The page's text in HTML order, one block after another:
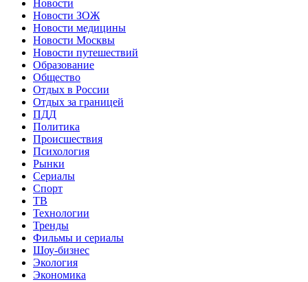
Новости
Новости ЗОЖ
Новости медицины
Новости Москвы
Новости путешествий
Образование
Общество
Отдых в России
Отдых за границей
ПДД
Политика
Происшествия
Психология
Рынки
Сериалы
Спорт
ТВ
Технологии
Тренды
Фильмы и сериалы
Шоу-бизнес
Экология
Экономика